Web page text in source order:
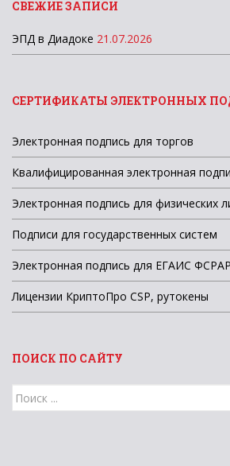
СВЕЖИЕ ЗАПИСИ
ЭПД в Диадоке 21.07.2026
СЕРТИФИКАТЫ ЭЛЕКТРОННЫХ
Электронная подпись для торгов
Квалифицированная электронная
Электронная подпись для физических
Подписи для государственных систем
Электронная подпись для ЕГАИС ФСРАР
Лицензии КриптоПро CSP, рутокены
ПОИСК ПО САЙТУ
Поиск
для: